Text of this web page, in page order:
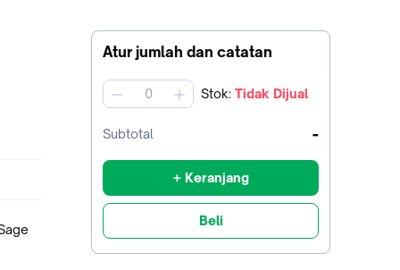
Atur jumlah dan catatan
jumlah Stok: Tidak Dijual
Subtotal -
+ Keranjang
Beli